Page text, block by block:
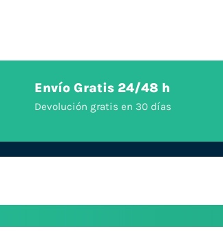
Envío Gratis 24/48 h
Devolución gratis en 30 días